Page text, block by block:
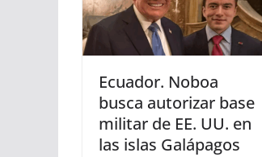
Ecuador. Noboa
busca autorizar base
militar de EE. UU. en
las islas Galápagos